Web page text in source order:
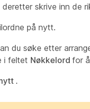
deretter skrive inn de
på nytt.
du søke etter
i feltet Nøkkelord for
.